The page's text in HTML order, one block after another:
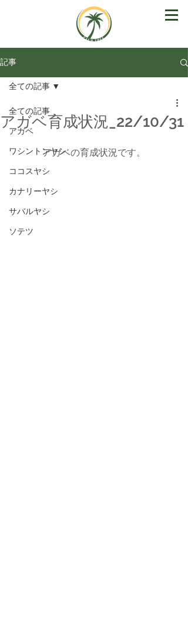
記事
全ての記事
アガベ
ワシントンヤシ
ココスヤシ
カナリーヤシ
サバルヤシ
ソテツ
全ての記事
アガベ育成状況_22/10/31
アガベの育成状況です。